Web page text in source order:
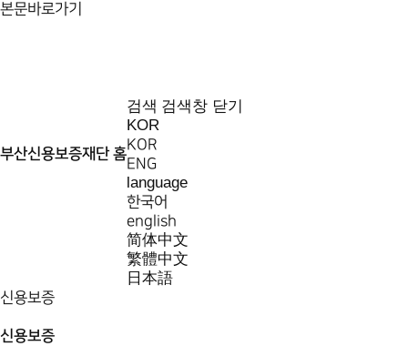
본문바로가기
부산신용보증재단 홈
검색 검색창 닫기
KOR
KOR
ENG
language
한국어
english
简体中文
繁體中文
日本語
신용보증
신용보증